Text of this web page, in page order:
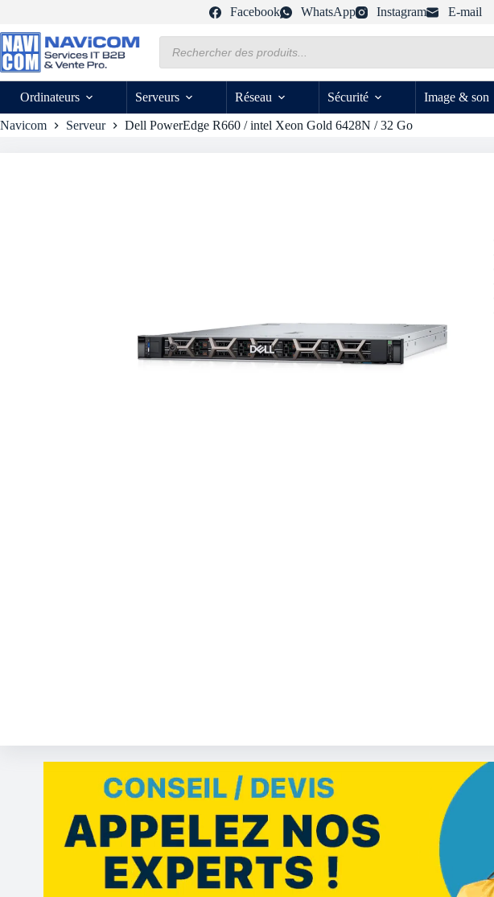
contenu
Facebook WhatsApp Instagram E-mail
produits
Ordinateurs
Serveurs Réseau Sécurité Image & son
Navicom Serveur Dell PowerEdge R660 / intel Xeon Gold 6428N / 32 Go